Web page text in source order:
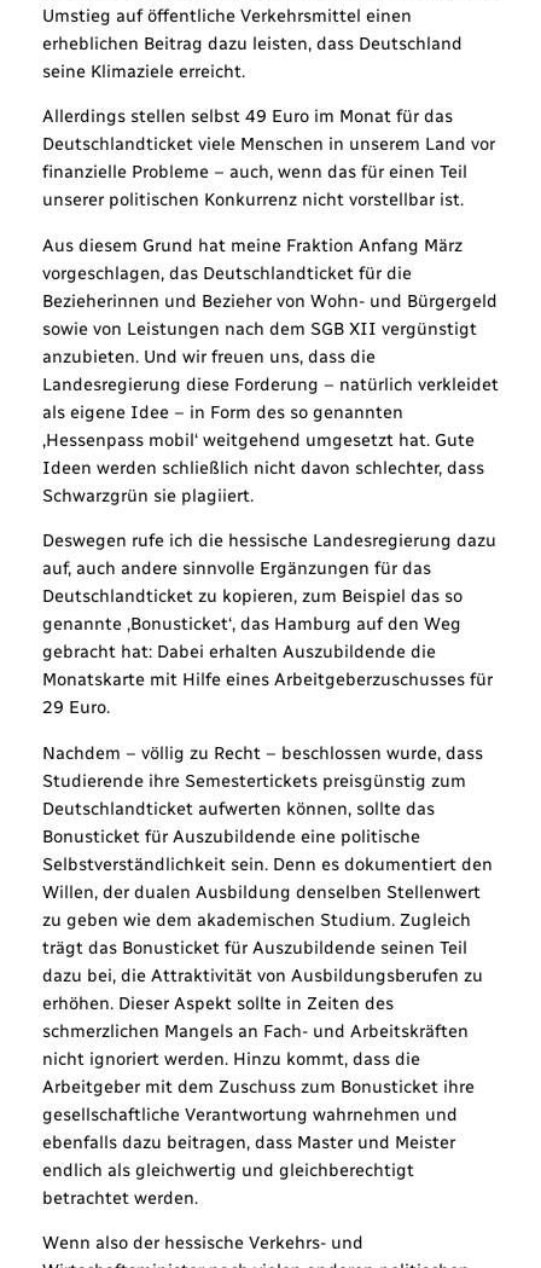
Umstieg auf öffentliche Verkehrsmittel einen
erheblichen Beitrag dazu leisten, dass Deutschland
seine Klimaziele erreicht.
Allerdings stellen selbst 49 Euro im Monat für das
Deutschlandticket viele Menschen in unserem Land vor
finanzielle Probleme – auch, wenn das für einen Teil
unserer politischen Konkurrenz nicht vorstellbar ist.
Aus diesem Grund hat meine Fraktion Anfang März
vorgeschlagen, das Deutschlandticket für die
Bezieherinnen und Bezieher von Wohn- und Bürgergeld
sowie von Leistungen nach dem SGB XII vergünstigt
anzubieten. Und wir freuen uns, dass die
Landesregierung diese Forderung – natürlich verkleidet
als eigene Idee – in Form des so genannten
‚Hessenpass mobil‘ weitgehend umgesetzt hat. Gute
Ideen werden schließlich nicht davon schlechter, dass
Schwarzgrün sie plagiiert.
Deswegen rufe ich die hessische Landesregierung dazu
auf, auch andere sinnvolle Ergänzungen für das
Deutschlandticket zu kopieren, zum Beispiel das so
genannte ‚Bonusticket‘, das Hamburg auf den Weg
gebracht hat: Dabei erhalten Auszubildende die
Monatskarte mit Hilfe eines Arbeitgeberzuschusses für
29 Euro.
Nachdem – völlig zu Recht – beschlossen wurde, dass
Studierende ihre Semestertickets preisgünstig zum
Deutschlandticket aufwerten können, sollte das
Bonusticket für Auszubildende eine politische
Selbstverständlichkeit sein. Denn es dokumentiert den
Willen, der dualen Ausbildung denselben Stellenwert
zu geben wie dem akademischen Studium. Zugleich
trägt das Bonusticket für Auszubildende seinen Teil
dazu bei, die Attraktivität von Ausbildungsberufen zu
erhöhen. Dieser Aspekt sollte in Zeiten des
schmerzlichen Mangels an Fach- und Arbeitskräften
nicht ignoriert werden. Hinzu kommt, dass die
Arbeitgeber mit dem Zuschuss zum Bonusticket ihre
gesellschaftliche Verantwortung wahrnehmen und
ebenfalls dazu beitragen, dass Master und Meister
endlich als gleichwertig und gleichberechtigt
betrachtet werden.
Wenn also der hessische Verkehrs- und